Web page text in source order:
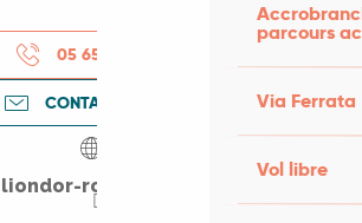
parcours
Via Ferrata
Vol libre
05 65 33 62
CONTACTEZ-NOUS
rocamadour.com